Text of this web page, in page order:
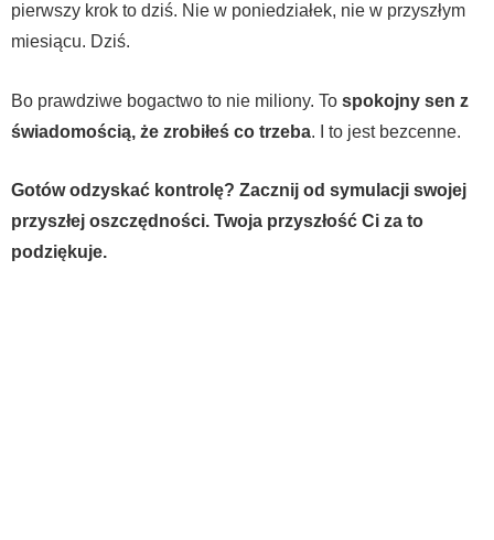
pierwszy krok to dziś. Nie w poniedziałek, nie w przyszłym
miesiącu. Dziś.
Bo prawdziwe bogactwo to nie miliony. To spokojny sen z
świadomością, że zrobiłeś co trzeba. I to jest bezcenne.
Gotów odzyskać kontrolę? Zacznij od symulacji swojej
przyszłej oszczędności. Twoja przyszłość Ci za to
podziękuje.